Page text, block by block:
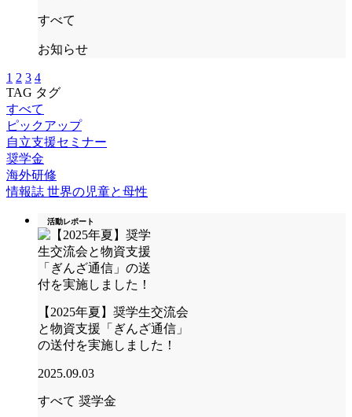
すべて
お知らせ
1 2 3 4
TAG タグ
すべて
ピックアップ
自立支援セミナー
奨学金
海外研修
情報誌 世界の児童と母性
活動レポート
【2025年夏】奨学生交流会
と物資支援「ぎんざ通信」
の送付を実施しました！
2025.09.03
すべて 奨学金